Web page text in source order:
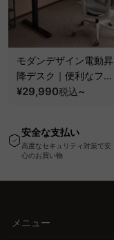
モダンデザイン電動昇
降デスク｜便利なフッ
ク・コンセント・
ー機能搭載ワークデス
ク
¥29,990税込~
安全な支払い
高度なセキュリティ対策で安
心のお買い物
メニュー